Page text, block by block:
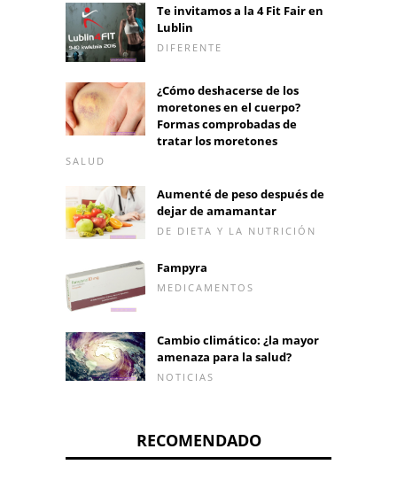
Te invitamos a la 4 Fit Fair en
Lublin
DIFERENTE
¿Cómo deshacerse de los
moretones en el cuerpo?
Formas comprobadas de
tratar los moretones
SALUD
Aumenté de peso después de
dejar de amamantar
DE DIETA Y LA NUTRICIÓN
Fampyra
MEDICAMENTOS
Cambio climático: ¿la mayor
amenaza para la salud?
NOTICIAS
RECOMENDADO